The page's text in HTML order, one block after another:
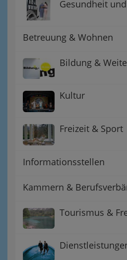
Gesundheit
Betreuung & Wohnen
Bildung &
Kultur
Freizeit & Sport
Informationsstellen
Kammern &
Tourismus &